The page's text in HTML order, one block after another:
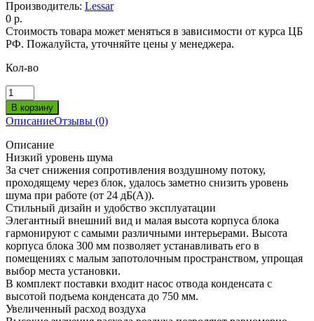
Производитель: Lessar
0 р.
Стоимость товара может меняться в зависимости от курса ЦБ
РФ. Пожалуйста, уточняйте цены у менеджера.
Кол-во
ОписаниеОтзывы (0)
Описание
Низкий уровень шума
За счет снижения сопротивления воздушному потоку,
проходящему через блок, удалось заметно снизить уровень
шума при работе (от 24 дБ(А)).
Стильный дизайн и удобство эксплуатации
Элегантный внешний вид и малая высота корпуса блока
гармонируют с самыми различными интерьерами. Высота
корпуса блока 300 мм позволяет устанавливать его в
помещениях с малым запотолочным пространством, упрощая
выбор места установки.
В комплект поставки входит насос отвода конденсата с
высотой подъема конденсата до 750 мм.
Увеличенный расход воздуха